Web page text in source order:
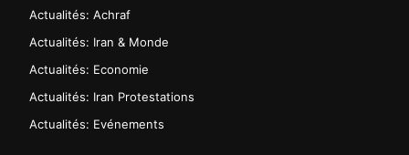
Actualités: Achraf
Actualités: Iran & Monde
Actualités: Economie
Actualités: Iran Protestations
Actualités: Evénements